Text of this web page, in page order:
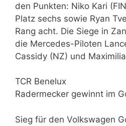
den Punkten: Niko Kari
Platz sechs sowie Ryan
Rang acht. Die Siege in
die Mercedes-Piloten
Cassidy (NZ) und
TCR Benelux
Radermecker gewinnt im
Sieg für den Volkswagen